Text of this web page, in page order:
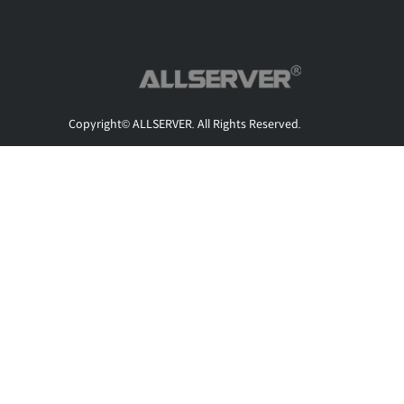
Copyright© ALLSERVER. All Rights Reserved.